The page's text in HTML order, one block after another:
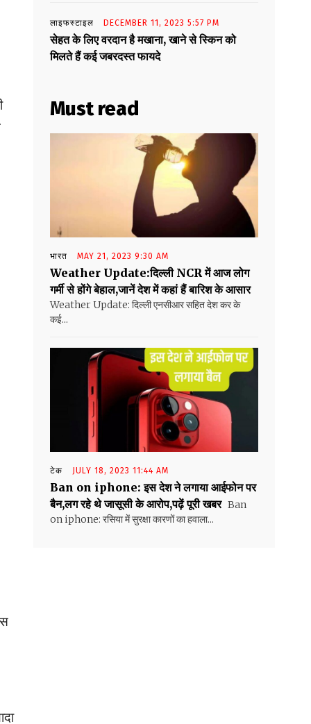
लाइफस्टाइल DECEMBER 11, 2023 5:57 PM
सेहत के लिए वरदान है मखाना, खाने से स्किन को
मिलते हैं कई जबरदस्त फायदे
Must read
भारत MAY 21, 2023 9:30 AM
Weather Update:दिल्ली NCR में आज लोग
गर्मी से होंगे बेहाल,जानें देश में कहां हैं बारिश के आसार
Weather Update: दिल्ली एनसीआर सहित देश कर के
कई...
टेक JULY 18, 2023 11:44 AM
Ban on iphone: इस देश ने लगाया आईफोन पर
बैन,लग रहे थे जासूसी के आरोप,पढ़ें पूरी खबर Ban
on iphone: रसिया में सुरक्षा कारणों का हवाला...